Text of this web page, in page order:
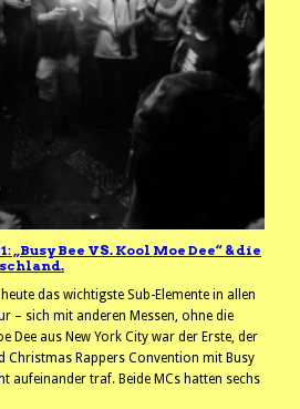
„Busy Bee VS. Kool Moe Dee“ & die
das wichtigste Sub-Elemente in allen
– sich mit anderen Messen, ohne die
Dee aus New York City war der Erste, der
Christmas Rappers Convention mit Busy
aufeinander traf. Beide MCs hatten sechs